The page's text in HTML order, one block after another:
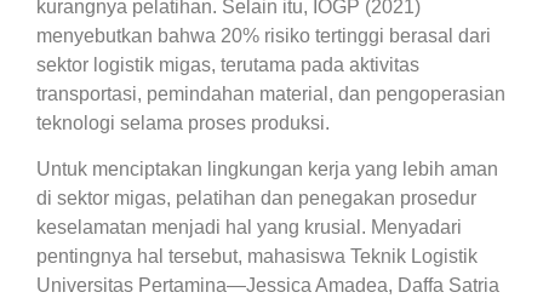
kurangnya pelatihan. Selain itu, IOGP (2021)
menyebutkan bahwa 20% risiko tertinggi berasal dari
sektor logistik migas, terutama pada aktivitas
transportasi, pemindahan material, dan pengoperasian
teknologi selama proses produksi.
Untuk menciptakan lingkungan kerja yang lebih aman
di sektor migas, pelatihan dan penegakan prosedur
keselamatan menjadi hal yang krusial. Menyadari
pentingnya hal tersebut, mahasiswa Teknik Logistik
Universitas Pertamina—Jessica Amadea, Daffa Satria